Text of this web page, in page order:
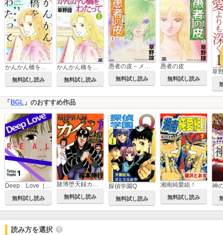
かんかん橋をわたって
無料試し読み
かんかん橋をわたって（分冊版）
無料試し読み
愚者の皮－メグリ編－
無料試し読み
愚者の皮
無料試し読み
「BGL 」のおすすめ作品
無料試し読み 無料試し読み
探偵学園Q
無料試し読み
湘南純愛組！
無料試し読み
神
読み方を選択